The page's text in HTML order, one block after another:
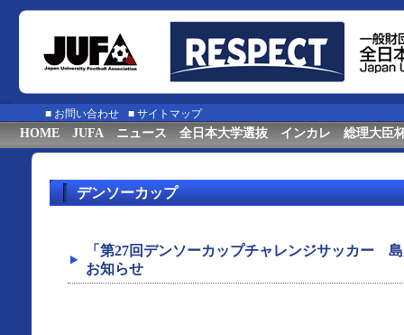
■ お問い合わせ ■ サイトマップ
HOME JUFA ニュース 全日本大学選抜 インカレ 総理大臣
デンソーカップ
「第27回デンソーカップチャレンジサッカー
お知らせ